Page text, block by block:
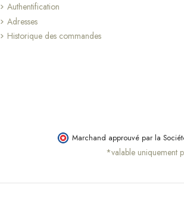
Authentification
Adresses
Historique des commandes
Marchand approuvé par la
*valable uniquement